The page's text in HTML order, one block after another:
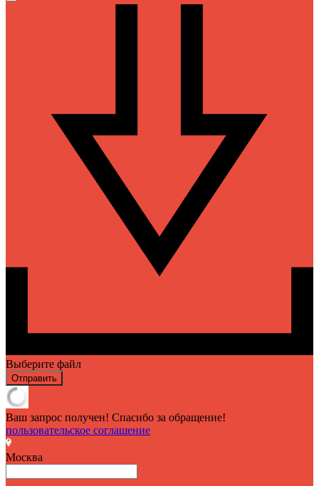
Выберите файл
Отправить
Ваш запрос получен! Спасибо за обращение!
пользовательское соглашение
Москва